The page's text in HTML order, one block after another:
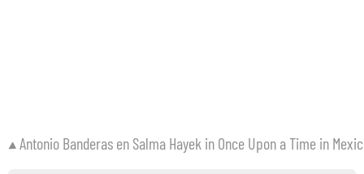
Antonio Banderas en Salma Hayek in Once Upon a Time in